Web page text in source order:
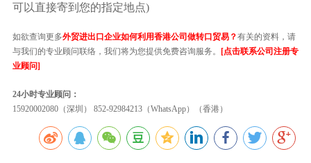
可以直接寄到您的指定地点)
如欲查询更多外贸进出口企业如何利用香港公司做转口贸易？有关的资料，请
与我们的专业顾问联络，我们将为您提供免费咨询服务。 [点击联系公司注册专
业顾问]
24小时专业顾问：
15920002080（深圳） 852-92984213（WhatsApp）（香港）